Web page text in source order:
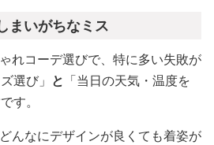
まいがちなミス
れコーデ選びで、特に多い失敗が
選び」 と 「当日の天気・温度を
す。
んなにデザインが良くても着姿が